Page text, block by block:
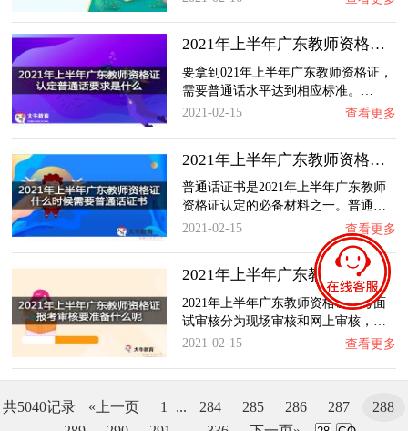
2021年上半年广东教师资格证认定普通话要求是…
要拿到021年上半年广东教师资格证，
需要普通话水平达到相应标准。…
2021-02-15
查看更多
2021年上半年广东教师资格证什么时候需要普通…
普通话证书是2021年上半年广东教师
资格证认定的必备材料之一。普通…
2021-02-15
查看更多
2021年上半年广东教师资格证报考审核要准备什…
2021年上半年广东教师资格证报考面
试审核分为现场审核和网上审核，…
2021-02-15
查看更多
共5040记录 «上一页 1 ... 284 285 286 287
288